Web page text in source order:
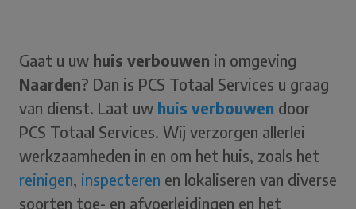
Gaat u uw huis verbouwen in omgeving
Naarden? Dan is PCS Totaal Services u graag
van dienst. Laat uw huis verbouwen door
PCS Totaal Services. Wij verzorgen allerlei
werkzaamheden in en om het huis, zoals het
reinigen, inspecteren en lokaliseren van diverse
soorten toe- en afvoerleidingen en het